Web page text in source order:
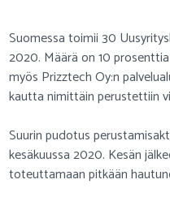
Suomessa toimii 30
2020. Määrä on 10
myös Prizztech Oy:n
kautta nimittäin perustettiin
Suurin pudotus
kesäkuussa 2020. Kesän
toteuttamaan pitkään